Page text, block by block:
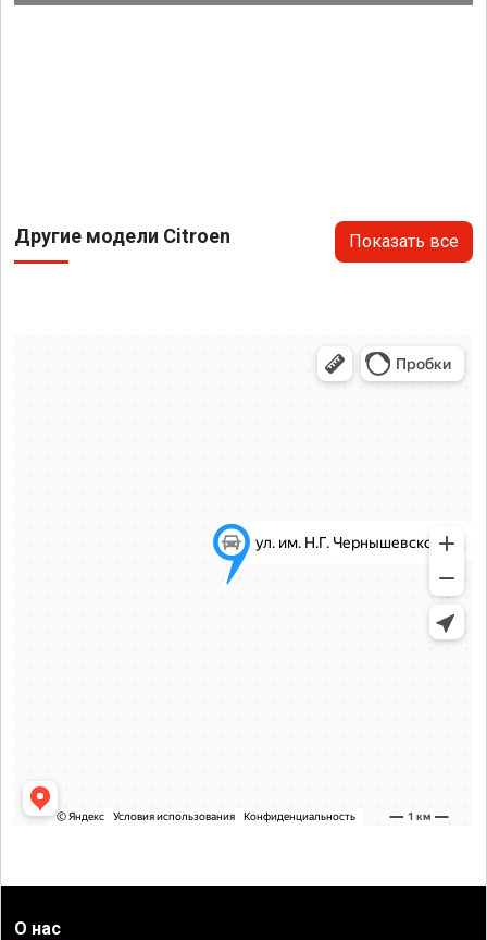
Другие модели Citroen Показать все
О нас